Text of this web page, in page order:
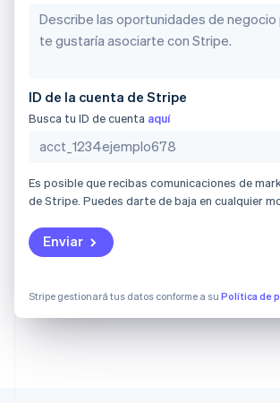
ID de la cuenta de Stripe
Busca tu ID de cuenta aquí
Es posible que recibas comunicaciones de
de Stripe. Puedes darte de baja en cualquier
Enviar
Stripe gestionará tus datos conforme a su Política de
Eslovenia
EnglishItaliano
Estados Unidos
English Español简体中文
English
EnglishSvenska
Francia
FrançaisEnglish
Gibraltar
English
English
Hungría